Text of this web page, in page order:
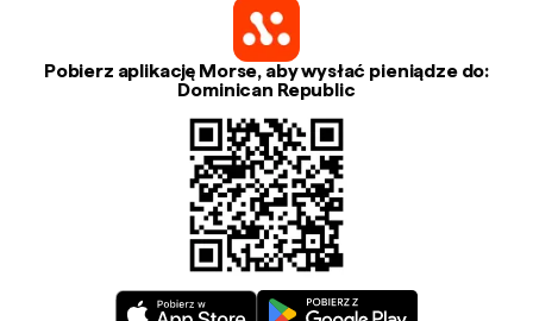
Pobierz aplikację Morse, aby wysłać pieniądze do:
Dominican Republic